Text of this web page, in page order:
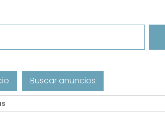
Buscar anuncios